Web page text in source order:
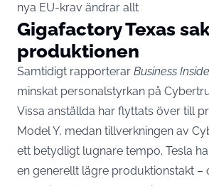
nya EU-krav ändrar allt
Gigafactory Texas
produktionen
Samtidigt rapporterar Business
minskat personalstyrkan på
Vissa anställda har flyttats över till
Model Y, medan tillverkningen av
ett betydligt lugnare tempo. Tesla
en generellt lägre produktionstakt –